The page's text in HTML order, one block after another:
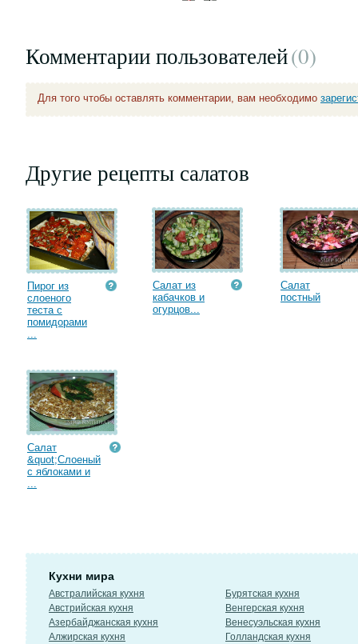
Комментарии пользователей(0)
Для того чтобы оставлять комментарии, вам необходимо
Другие рецепты салатов
Пирог из
слоеного
теста с
помидорами
...
Салат из
кабачков и
огурцов...
Салат
постный
Салат
&quot;Слоеный
с яблоками и
...
Кухни мира
Австралийская кухня
Австрийская кухня
Азербайджанская кухня
Алжирская кухня
Бурятская кухня
Венгерская кухня
Венесуэльская кухня
Голландская кухня